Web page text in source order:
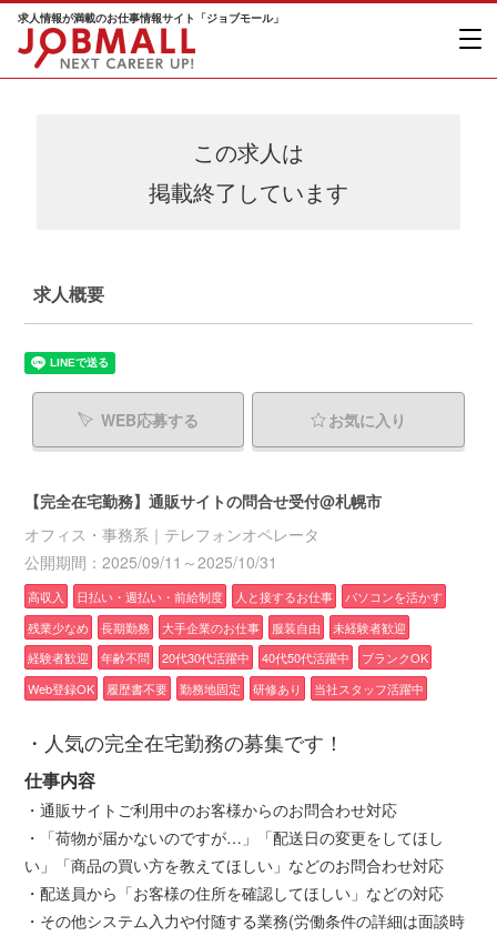
求人情報が満載のお仕事情報サイト「ジョブモール」
この求人は
掲載終了しています
求人概要
WEB応募する お気に入り
【完全在宅勤務】通販サイトの問合せ受付@札幌市
オフィス・事務系｜テレフォンオペレータ
公開期間：2025/09/11～2025/10/31
高収入 日払い・週払い・前給制度 人と接するお仕事
パソコンを活かす
残業少なめ
長期勤務 大手企業のお仕事 服装自由
未経験者歓迎
経験者歓迎
年齢不問 20代30代活躍中 40代50代活躍中
ブランクOK
Web登録OK
履歴書不要 勤務地固定 研修あり 当社スタッフ活躍中
・人気の完全在宅勤務の募集です！
仕事内容
・通販サイトご利用中のお客様からのお問合わせ対応
・「荷物が届かないのですが…」「配送日の変更をしてほし
い」「商品の買い方を教えてほしい」などのお問合わせ対応
・配送員から「お客様の住所を確認してほしい」などの対応
・その他システム入力や付随する業務(労働条件の詳細は面談時